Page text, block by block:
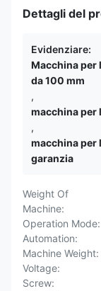
Dettagli del
Evidenziare:
Macchina per
da 100 mm
,
macchina per
,
macchina per
garanzia
Weight Of
Machine:
Operation Mode:
Automation:
Machine Weight:
Voltage:
Screw: